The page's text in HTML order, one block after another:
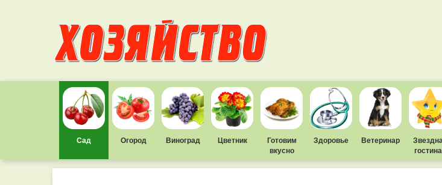
Сад Огород Виноград Цветник
Готовим
вкусно
Здоровье Ветеринар